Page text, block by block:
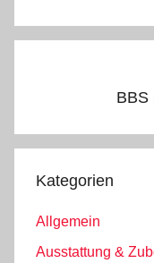
BBS
Kategorien
Allgemein
Ausstattung &